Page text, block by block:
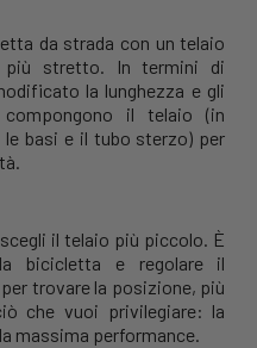
da strada con un telaio
più stretto. In termini di
la lunghezza e gli
il telaio (in
basi e il tubo sterzo) per
il telaio più piccolo. È
bicicletta e regolare il
trovare la posizione, più
che vuoi privilegiare: la
massima performance.